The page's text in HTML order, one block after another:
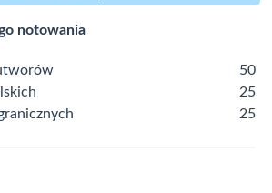
notowania
50
25
25